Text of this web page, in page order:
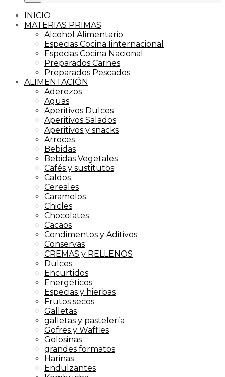
INICIO
MATERIAS PRIMAS
Alcohol Alimentario
Especias Cocina Iinternacional
Especias Cocina Nacional
Preparados Carnes
Preparados Pescados
ALIMENTACIÓN
Aderezos
Aguas
Aperitivos Dulces
Aperitivos Salados
Aperitivos y snacks
Arroces
Bebidas
Bebidas Vegetales
Cafés y sustitutos
Caldos
Cereales
Caramelos
Chicles
Chocolates
Cacaos
Condimentos y Aditivos
Conservas
CREMAS y RELLENOS
Dulces
Encurtidos
Energéticos
Especias y hierbas
Frutos secos
Galletas
galletas y pastelería
Gofres y Waffles
Golosinas
grandes formatos
Harinas
Endulzantes